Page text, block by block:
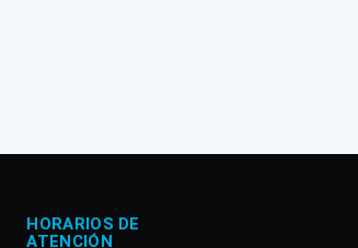
HORARIOS DE
ATENCIÓN